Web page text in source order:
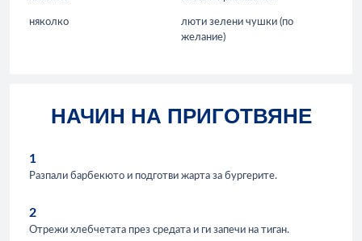
няколко
люти зелени чушки (по
желание)
НАЧИН НА ПРИГОТВЯНЕ
1
Разпали барбекюто и подготви жарта за бургерите.
2
Отрежи хлебчетата през средата и ги запечи на тиган.